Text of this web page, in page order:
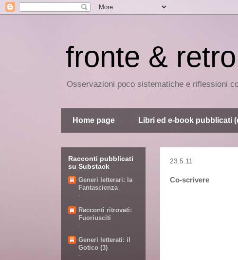
fronte &
Osservazioni poco sistematiche e riflessioni
Home page Libri ed e-book pubblicati
23.5.11
Co-scrivere
Racconti pubblicati
su Substack
Generi letterari: la
Fantascienza
-
Racconti ritrovati:
Fuoriusciti
-
Generi letterati: il
Gotico (3)
-